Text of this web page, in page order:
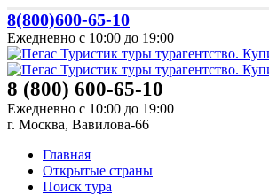
8(800)600-65-10
Ежедневно с 10:00 до 19:00
8 (800) 600-65-10
Ежедневно с 10:00 до 19:00
г. Москва, Вавилова-66
Главная
Открытые страны
Поиск тура